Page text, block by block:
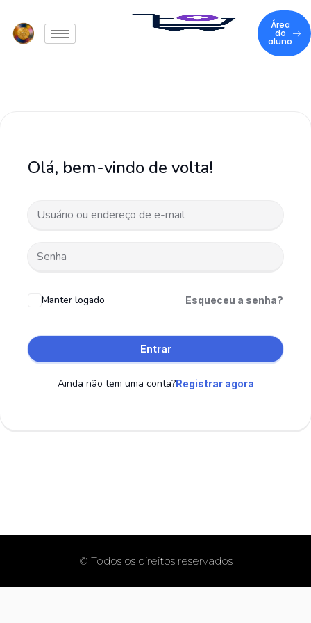
Área
do
aluno
Olá, bem-vindo de volta!
Manter logado Esqueceu a senha?
Entrar
Ainda não tem uma conta?Registrar agora
© Todos os direitos reservados